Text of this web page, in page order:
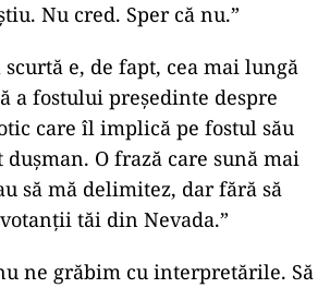
Nu cred. Sper că nu.”
e, de fapt, cea mai lungă
a fostului președinte despre
care îl implică pe fostul său
O frază care sună mai
să mă delimitez, dar fără să
tăi din Nevada.”
ne grăbim cu interpretările. Să